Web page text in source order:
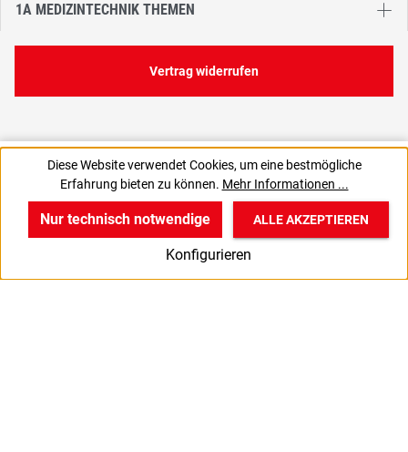
8,90 € 12,39 €
0,09 € / 1 Stück
1A MEDIZINTECHNIK THEMEN
Vertrag widerrufen
Diese Website verwendet Cookies, um eine bestmögliche
Erfahrung bieten zu können. Mehr Informationen ...
Nur technisch notwendige
Konfigurieren
ALLE AKZEPTIEREN
v
Produkte
B